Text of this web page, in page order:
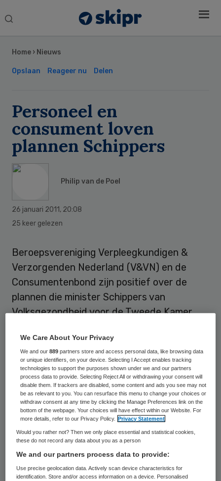
Search
Home › Nieuws
Opslaan Reageer nu Delen
Personeel en
consument loven
plannen Schippers
Philip van de Poel
26 januari 2011, 20:08
25 keer gelezen
Beroepsvereniging Verpleegkundigen &
Verzorgenden Nederland (V&VN) en de
Consumentenbond zijn positief over de
plannen die minister Schippers van
Volksgezondheid voor de Tweede Kamer
focus”, de Consumentenbond noemt de
beleidsvoornemens “een stap vooruit”.
Dichtbij
“Net als de minister geloven wij in
toegankelijke zorg dichtbij huis, waarin de
verpleegkundige eenessentiële rol
stelt V&VN-voorzitter Marian Kaljouw. Ook
de Consumenten is content met de plannen
Sidebar
We Care About Your Privacy
We and our889 partners store and access personal data, like browsing data
or unique identifiers, on your device. Selecting I Accept enables tracking
technologies to support the purposes shown under we and our partners
process data to provide. Selecting Reject All or withdrawing your consent will
disable them. If trackers are disabled, some content and ads you see may not
be as relevant to you. You can resurface this menu to change your choices or
withdraw consent at any time by clicking the Manage Preferences link on the
bottom of the webpage. Your choices will have effect within our Website. For
more details, refer to our Privacy Policy.
Privacy Statement
Would you rather not? Then we only place essential and statistical cookies,
these do not record any data about you as a person
We and our partners process data to provide:
Use precise geolocation data. Actively scan device characteristics for
identification. Store and/or access information on a device. Personalised